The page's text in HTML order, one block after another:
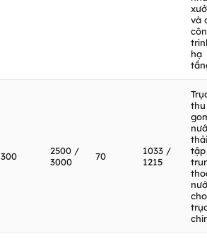
và
hạ
300
2500 /
3000
70
1033 /
1215
thu
tập
cho